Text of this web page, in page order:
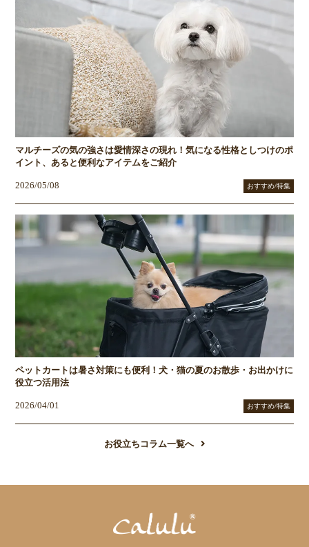
マルチーズの気の強さは愛情深さの現れ！気になる性格としつけのポ
イント、あると便利なアイテムをご紹介
2026/05/08 おすすめ/特集
ペットカートは暑さ対策にも便利！犬・猫の夏のお散歩・お出かけに
役立つ活用法
2026/04/01 おすすめ/特集
お役立ちコラム一覧へ